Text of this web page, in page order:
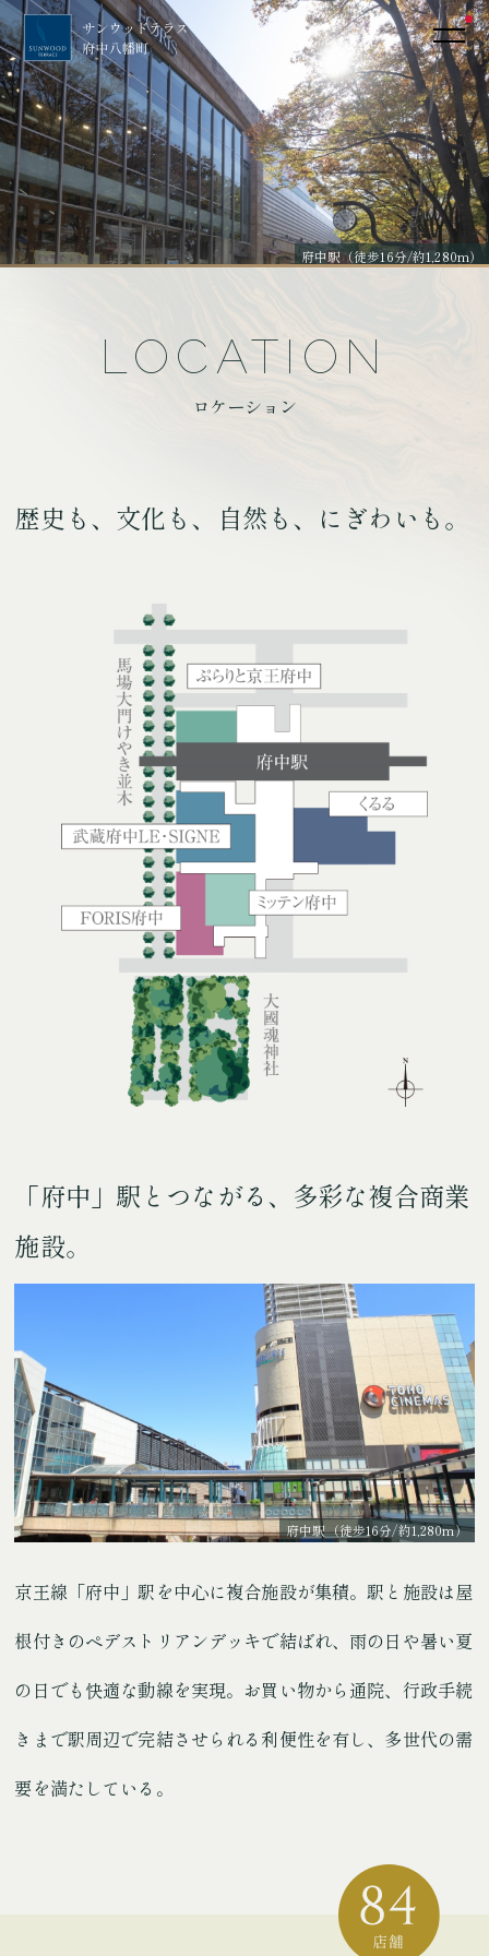
府中駅（徒歩16分/約1,280m）
LOCATION
ロケーション
歴史も、文化も、自然も、にぎわいも。
「府中」駅とつながる、多彩な複合商業
施設。
府中駅（徒歩16分/約1,280m）
京王線「府中」駅を中心に複合施設が集積。駅と施設は屋
根付きのペデストリアンデッキで結ばれ、雨の日や暑い夏
の日でも快適な動線を実現。お買い物から通院、行政手続
きまで駅周辺で完結させられる利便性を有し、多世代の需
要を満たしている。